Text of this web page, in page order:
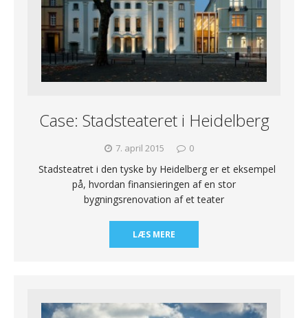
Case: Stadsteateret i Heidelberg
7. april 2015 0
Stadsteatret i den tyske by Heidelberg er et eksempel
på, hvordan finansieringen af en stor
bygningsrenovation af et teater
LÆS MERE